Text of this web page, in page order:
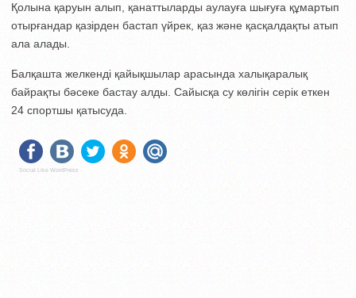
Қолына қаруын алып, қанаттыларды аулауға шығуға құмартып
отырғандар қазірден бастап үйрек, қаз және қасқалдақты атып
ала алады.
Балқашта желкенді қайықшылар арасында халықаралық
байрақты бәсеке бастау алды. Сайысқа су көлігін серік еткен
24 спортшы қатысуда.
Social Like WordPress